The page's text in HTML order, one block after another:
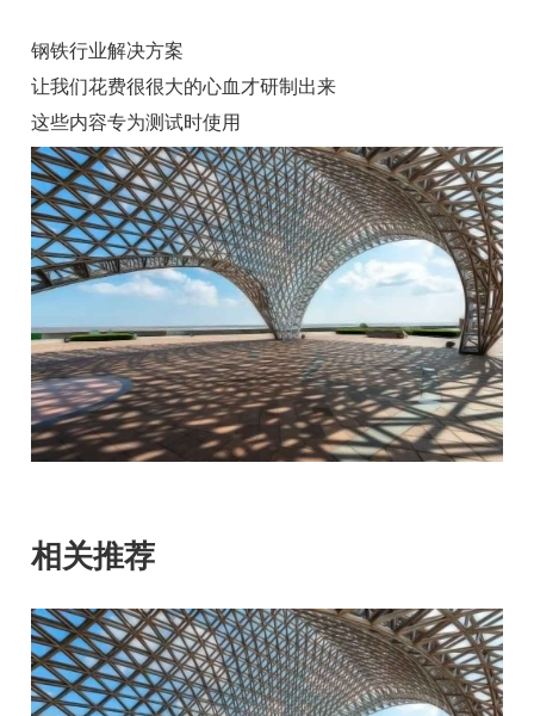
钢铁行业解决方案
让我们花费很很大的心血才研制出来
这些内容专为测试时使用
相关推荐